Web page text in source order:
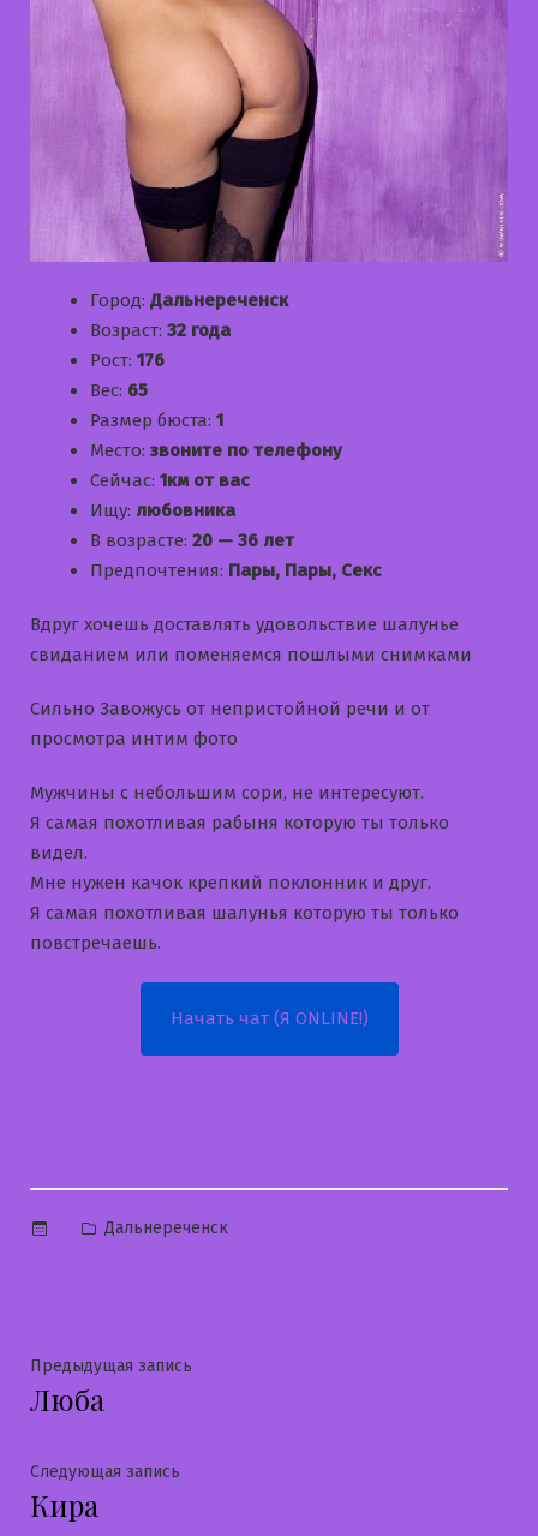
Город: Дальнереченск
Возраст: 32 года
Рост: 176
Вес: 65
Размер бюста: 1
Место:звоните по телефону
Сейчас: 1км от вас
Ищу: любовника
В возрасте: 20 — 36 лет
Предпочтения: Пары, Пары, Секс
Вдруг хочешь доставлять удовольствие шалунье
свиданием или поменяемся пошлыми снимками
Сильно Завожусь от непристойной речи и от
просмотра интим фото
Мужчины с небольшим сори, не интересуют.
Я самая похотливая рабыня которую ты только
видел.
Мне нужен качок крепкий поклонник и друг.
Я самая похотливая шалунья которую ты только
повстречаешь.
Начать чат (Я ONLINE!)
Опубликовано
Дальнереченск
Навигация
по
записям
Предыдущая запись
Люба
Следующая запись
Кира